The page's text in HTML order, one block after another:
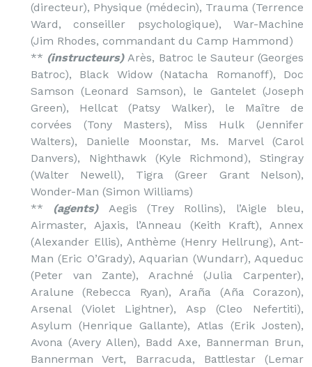
(directeur), Physique (médecin), Trauma (Terrence
Ward, conseiller psychologique), War-Machine
(Jim Rhodes, commandant du Camp Hammond)
** (instructeurs)Arès, Batroc le Sauteur (Georges
Batroc), Black Widow (Natacha Romanoff), Doc
Samson (Leonard Samson), le Gantelet (Joseph
Green), Hellcat (Patsy Walker), le Maître de
corvées (Tony Masters), Miss Hulk (Jennifer
Walters), Danielle Moonstar, Ms. Marvel (Carol
Danvers), Nighthawk (Kyle Richmond), Stingray
(Walter Newell), Tigra (Greer Grant Nelson),
Wonder-Man (Simon Williams)
** (agents) Aegis (Trey Rollins), l’Aigle bleu,
Airmaster, Ajaxis, l’Anneau (Keith Kraft), Annex
(Alexander Ellis), Anthème (Henry Hellrung), Ant-
Man (Eric O’Grady), Aquarian (Wundarr), Aqueduc
(Peter van Zante), Arachné (Julia Carpenter),
Aralune (Rebecca Ryan), Araña (Aña Corazon),
Arsenal (Violet Lightner), Asp (Cleo Nefertiti),
Asylum (Henrique Gallante), Atlas (Erik Josten),
Avona (Avery Allen), Badd Axe, Bannerman Brun,
Bannerman Vert, Barracuda, Battlestar (Lemar